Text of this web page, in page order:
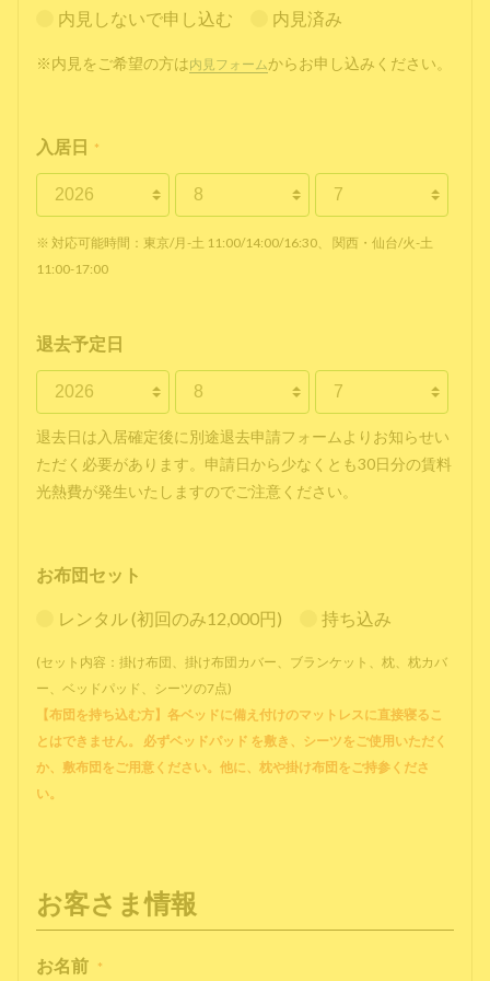
内見しないで申し込む 内見済み
※内見をご希望の方は 内見フォームからお申し込みください。
入居日 *
※ 対応可能時間：東京/月-土 11:00/14:00/16:30、 関西・仙台/火-土
11:00-17:00
退去予定日
退去日は入居確定後に別途退去申請フォームよりお知らせい
ただく必要があります。申請日から少なくとも30日分の賃料
光熱費が発生いたしますのでご注意ください。
お布団セット
レンタル (初回のみ12,000円) 持ち込み
(セット内容：掛け布団、掛け布団カバー、ブランケット、枕、枕カバ
ー、ベッドパッド、シーツの7点)
【布団を持ち込む方】各ベッドに備え付けのマットレスに直接寝るこ
とはできません。 必ずベッドパッド を敷き、シーツをご使用いただく
か、敷布団をご用意ください。他に、枕や掛け布団をご持参くださ
い。
お客さま情報
お名前 *